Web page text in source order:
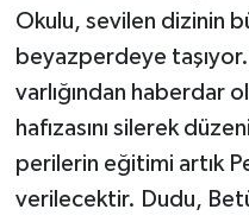
Okulu, sevilen dizinin
beyazperdeye
varlığından haberdar
hafızasını silerek
perilerin eğitimi artık
verilecektir. Dudu,